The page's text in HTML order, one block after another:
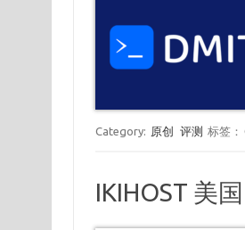
Category: 原创 评测 标签：
IKIHOST 美